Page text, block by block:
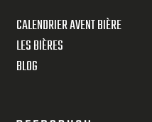
CALENDRIER AVENT BIÈRE
LES BIÈRES
BLOG